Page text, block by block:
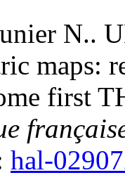
N..
maps:
first
hal-